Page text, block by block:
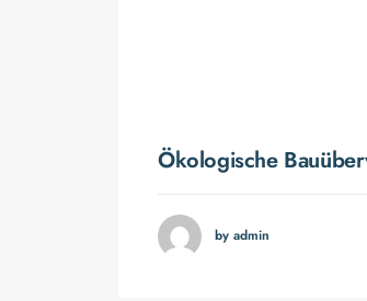
Ökologische
by admin